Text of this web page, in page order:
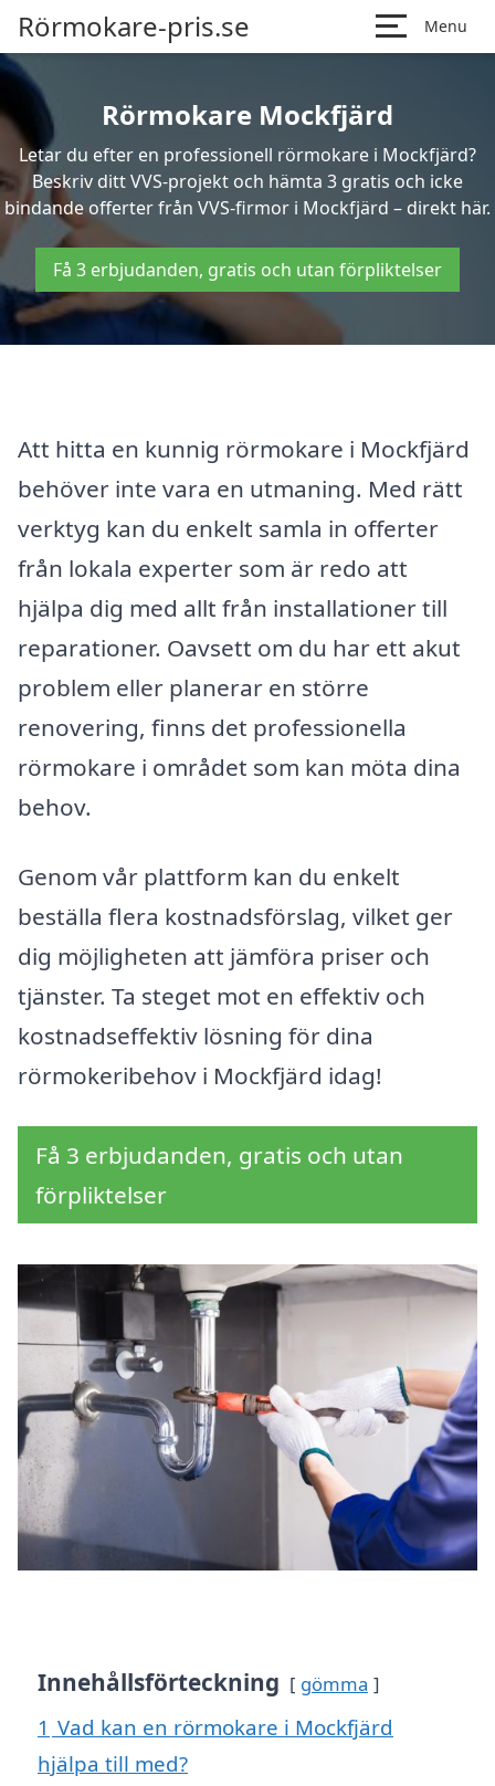
Rörmokare-pris.se Menu
Rörmokare Mockfjärd
Letar du efter en professionell rörmokare i Mockfjärd?
Beskriv ditt VVS-projekt och hämta 3 gratis och icke
bindande offerter från VVS-firmor i Mockfjärd – direkt här.
Få 3 erbjudanden, gratis och utan förpliktelser
Att hitta en kunnig rörmokare i Mockfjärd
behöver inte vara en utmaning. Med rätt
verktyg kan du enkelt samla in offerter
från lokala experter som är redo att
hjälpa dig med allt från installationer till
reparationer. Oavsett om du har ett akut
problem eller planerar en större
renovering, finns det professionella
rörmokare i området som kan möta dina
behov.
Genom vår plattform kan du enkelt
beställa flera kostnadsförslag, vilket ger
dig möjligheten att jämföra priser och
tjänster. Ta steget mot en effektiv och
kostnadseffektiv lösning för dina
rörmokeribehov i Mockfjärd idag!
Få 3 erbjudanden, gratis och utan
förpliktelser
Innehållsförteckning gömma
1 Vad kan en rörmokare i Mockfjärd
hjälpa till med?